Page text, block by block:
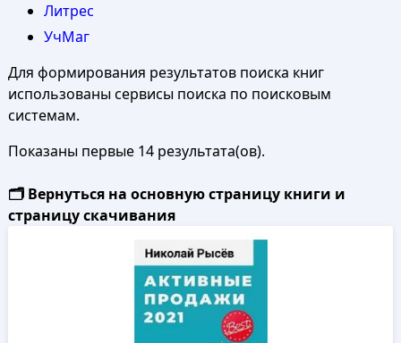
Литрес
УчМаг
Для формирования результатов поиска книг
использованы сервисы поиска по поисковым
системам.
Показаны первые 14 результата(ов).
🗂️ Вернуться на основную страницу книги и
страницу скачивания